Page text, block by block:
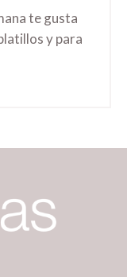
te gusta
y para